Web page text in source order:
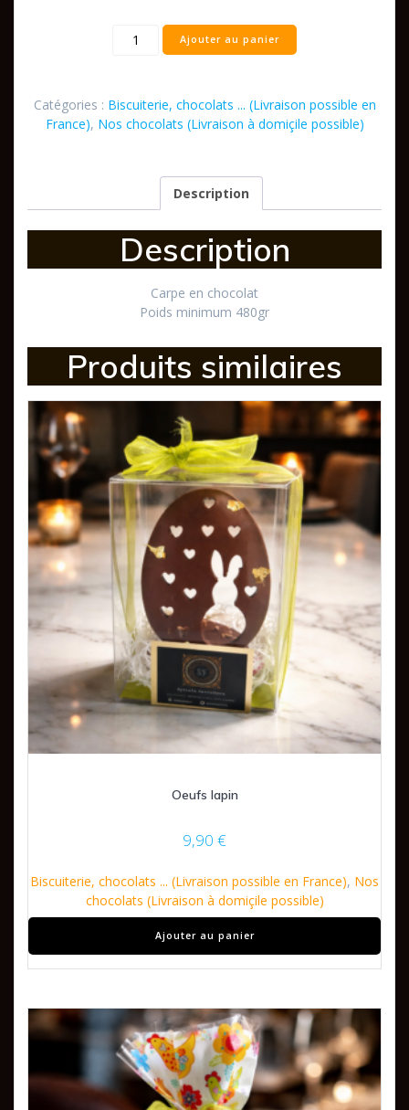
quantité
chocolat
Ajouter au panier
Catégories : Biscuiterie, chocolats ... (Livraison possible en
France), Nos chocolats (Livraison à domiçile possible)
Description
Description
Carpe en chocolat
Poids minimum 480gr
Produits similaires
Oeufs lapin
9,90 €
Biscuiterie, chocolats ... (Livraison possible en France), Nos
chocolats (Livraison à domiçile possible)
Ajouter au panier